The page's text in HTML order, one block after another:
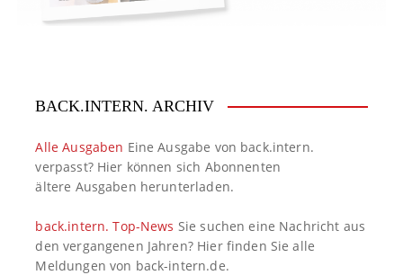
BACK.INTERN. ARCHIV
Alle Ausgaben Eine Ausgabe von back.intern.
verpasst? Hier können sich Abonnenten
ältere Ausgaben herunterladen.
back.intern. Top-News Sie suchen eine Nachricht aus
den vergangenen Jahren? Hier finden Sie alle
Meldungen von back-intern.de.